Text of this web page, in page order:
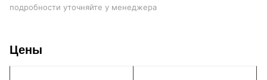
подробности уточняйте у менеджера
Цены